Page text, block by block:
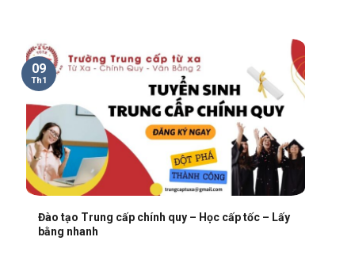
Đào tạo Trung cấp chính quy – Học cấp tốc – Lấy
bằng nhanh
09
Th1